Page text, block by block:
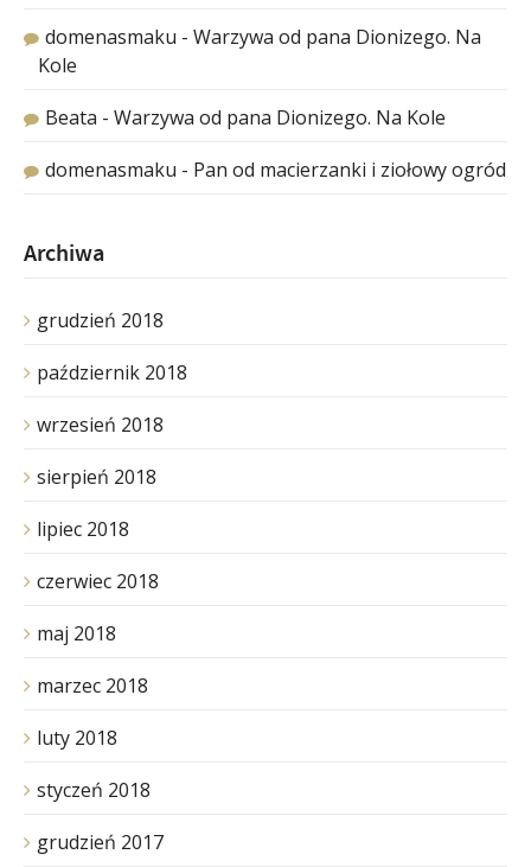
domenasmaku - Warzywa od pana Dionizego. Na
Kole
Beata - Warzywa od pana Dionizego. Na Kole
domenasmaku - Pan od macierzanki i ziołowy ogród
Archiwa
grudzień 2018
październik 2018
wrzesień 2018
sierpień 2018
lipiec 2018
czerwiec 2018
maj 2018
marzec 2018
luty 2018
styczeń 2018
grudzień 2017